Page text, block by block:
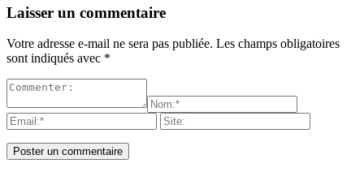
Laisser un commentaire
Votre adresse e-mail ne sera pas publiée. Les champs obligatoires
sont indiqués avec *